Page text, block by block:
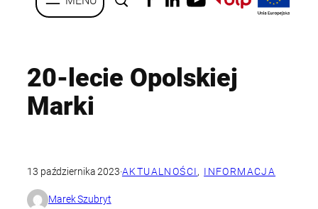
20-lecie Opolskiej
Marki
13 października 2023·AKTUALNOŚCI, INFORMACJA
Marek Szubryt